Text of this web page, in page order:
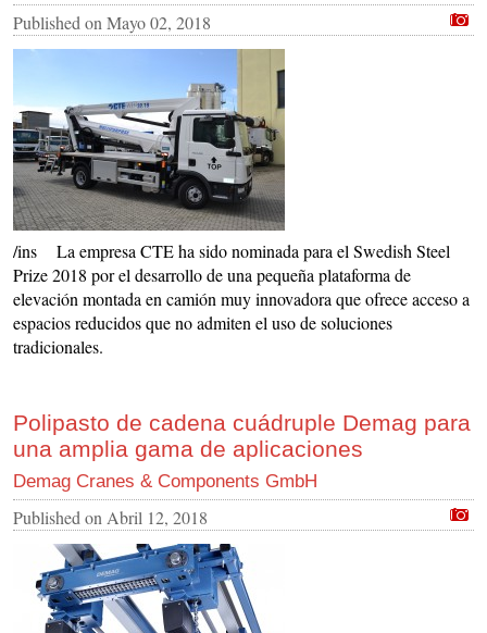
Published on Mayo 02, 2018
/ins La empresa CTE ha sido nominada para el Swedish Steel
Prize 2018 por el desarrollo de una pequeña plataforma de
elevación montada en camión muy innovadora que ofrece acceso a
espacios reducidos que no admiten el uso de soluciones
tradicionales.
Polipasto de cadena cuádruple Demag para
una amplia gama de aplicaciones
Demag Cranes & Components GmbH
Published on Abril 12, 2018